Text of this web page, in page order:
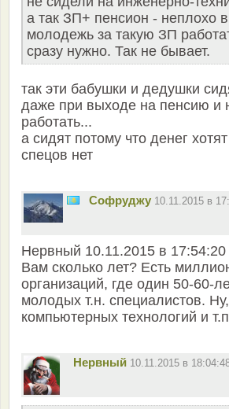
а так ЗП+ пенсион - неплохо
молодежь за такую ЗП
сразу нужно. Так не бывает.
так эти бабушки и дедушки
даже при выходе на пенсию
работать...
а сидят потому что денег
спецов нет
Софруджу 10.11.2015 в
Нервный 10.11.2015 в
Вам сколько лет? Есть
организаций, где один 50-60-
молодых т.н. специалистов.
компьютерных технологий и
Нервный 10.11.2015 в